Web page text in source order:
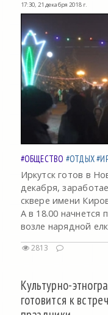
17:30, 21 декабря 2018 г.
#ОБЩЕСТВО #ОТДЫХ
Иркутск готов в
декабря,
сквере имени
А в 18.00 начнется
возле нарядной
2813
Культурно-
готовится к